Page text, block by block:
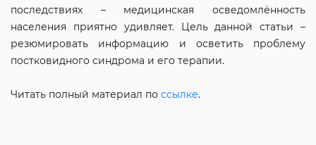
последствиях – медицинская осведомлённость
населения приятно удивляет. Цель данной статьи –
резюмировать информацию и осветить проблему
постковидного синдрома и его терапии.
Читать полный материал по ссылке.